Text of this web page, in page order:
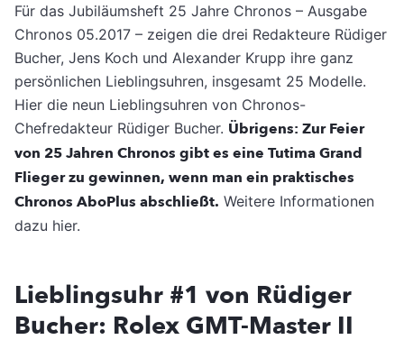
Für das Jubiläumsheft 25 Jahre Chronos – Ausgabe
Chronos 05.2017 – zeigen die drei Redakteure Rüdiger
Bucher, Jens Koch und Alexander Krupp ihre ganz
persönlichen Lieblingsuhren, insgesamt 25 Modelle.
Hier die neun Lieblingsuhren von Chronos-
Chefredakteur Rüdiger Bucher. Übrigens: Zur Feier
von 25 Jahren Chronos gibt es eine Tutima Grand
Flieger zu gewinnen, wenn man ein praktisches
Chronos AboPlus abschließt. Weitere Informationen
dazu hier.
Lieblingsuhr #1 von Rüdiger
Bucher: Rolex GMT-Master II